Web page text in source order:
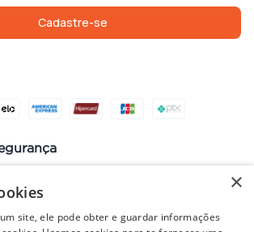
Cadastre-se
condições de pagamento e frete válidos apenas
×
site, ele pode obter e guardar informações